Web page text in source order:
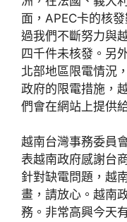
面，APEC卡的核
過我們不斷努力與
四千件未核發。另
北部地區限電情況
政府的限電措施，
們會在網站上提供
越南台灣事務委員
表越南政府感謝台
針對缺電問題，越
畫，請放心。越南
務。非常高興今天